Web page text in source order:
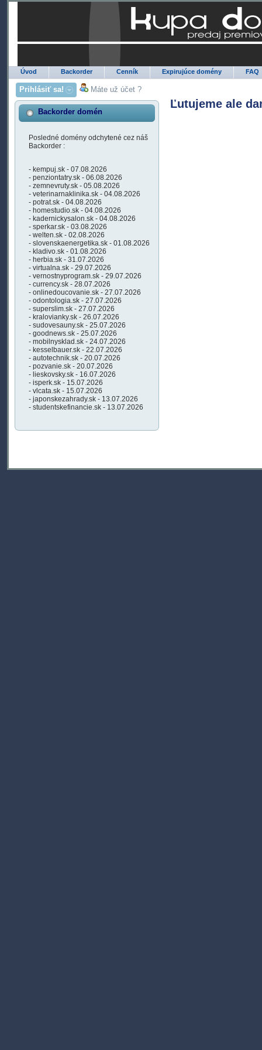
Úvod Backorder Cenník Expirujúce domény FAQ
Prihlásiť sa! Máte už účet ?
Backorder domén
Posledné domény odchytené cez náš
Backorder :
- kempuj.sk - 07.08.2026
- penziontatry.sk - 06.08.2026
- zemnevruty.sk - 05.08.2026
- veterinarnaklinika.sk - 04.08.2026
- potrat.sk - 04.08.2026
- homestudio.sk - 04.08.2026
- kadernickysalon.sk - 04.08.2026
- sperkar.sk - 03.08.2026
- welten.sk - 02.08.2026
- slovenskaenergetika.sk - 01.08.2026
- kladivo.sk - 01.08.2026
- herbia.sk - 31.07.2026
- virtualna.sk - 29.07.2026
- vernostnyprogram.sk - 29.07.2026
- currency.sk - 28.07.2026
- onlinedoucovanie.sk - 27.07.2026
- odontologia.sk - 27.07.2026
- superslim.sk - 27.07.2026
- kralovianky.sk - 26.07.2026
- sudovesauny.sk - 25.07.2026
- goodnews.sk - 25.07.2026
- mobilnysklad.sk - 24.07.2026
- kesselbauer.sk - 22.07.2026
- autotechnik.sk - 20.07.2026
- pozvanie.sk - 20.07.2026
- lieskovsky.sk - 16.07.2026
- isperk.sk - 15.07.2026
- vlcata.sk - 15.07.2026
- japonskezahrady.sk - 13.07.2026
- studentskefinancie.sk - 13.07.2026
Ľutujeme ale